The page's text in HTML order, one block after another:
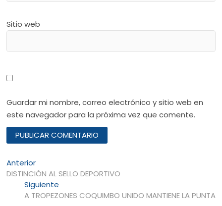
Sitio web
Guardar mi nombre, correo electrónico y sitio web en
este navegador para la próxima vez que comente.
Navegación
de
entradas
AnteriorEntrada
anterior:
DISTINCIÓN AL SELLO DEPORTIVO
SiguienteEntrada
siguiente:
A TROPEZONES COQUIMBO UNIDO MANTIENE LA PUNTA